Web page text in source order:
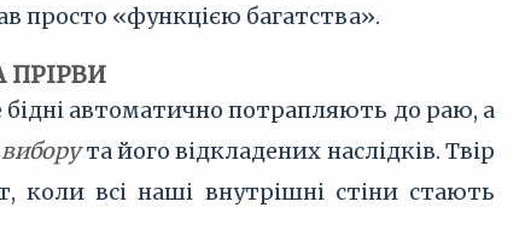
просто «функцією багатства».
ПРІРВИ
бідні автоматично потрапляють до раю, а
виборута його відкладених наслідків. Твір
всі наші внутрішні стіни стають